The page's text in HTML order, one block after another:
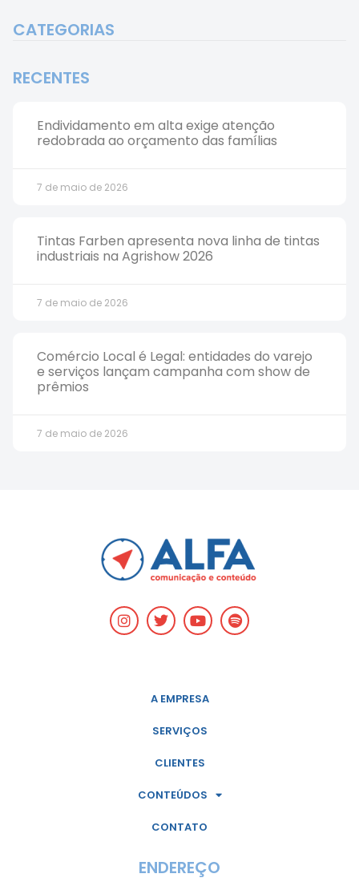
CATEGORIAS
RECENTES
Endividamento em alta exige atenção
redobrada ao orçamento das famílias
7 de maio de 2026
Tintas Farben apresenta nova linha de tintas
industriais na Agrishow 2026
7 de maio de 2026
Comércio Local é Legal: entidades do varejo
e serviços lançam campanha com show de
prêmios
7 de maio de 2026
A EMPRESA
SERVIÇOS
CLIENTES
CONTEÚDOS
CONTATO
ENDEREÇO